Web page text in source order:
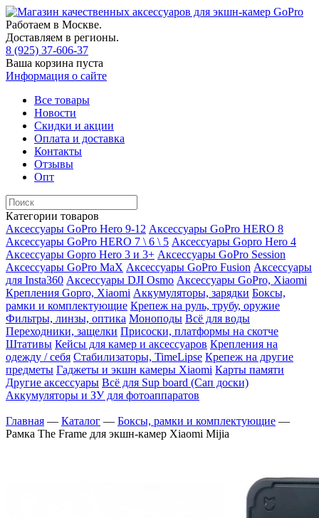
Работаем в Москве.
Доставляем в регионы.
8 (925) 37-606-37
Ваша корзина пуста
Информация о сайте
Все товары
Новости
Скидки и акции
Оплата и доставка
Контакты
Отзывы
Опт
Категории товаров
Аксессуары GoPro Hero 9-12 Аксессуары GoPro HERO 8
Аксессуары GoPro HERO 7 \ 6 \ 5 Аксессуары Gopro Hero 4
Аксессуары Gopro Hero 3 и 3+ Аксессуары GoPro Session
Аксессуары GoPro MaX Аксессуары GoPro Fusion Аксессуары
для Insta360 Аксессуары DJI Osmo Аксессуары GoPro, Xiaomi
Крепления Gopro, Xiaomi Аккумуляторы, зарядки Боксы,
рамки и комплектующие Крепеж на руль, трубу, оружие
Фильтры, линзы, оптика Моноподы Всё для воды
Переходники, защелки Присоски, платформы на скотче
Штативы Кейсы для камер и аксессуаров Крепления на
одежду / себя Cтабилизаторы, TimeLipse Крепеж на другие
предметы Гаджеты и экшн камеры Xiaomi Карты памяти
Другие аксессуары Всё для Sup board (Сап доски)
Аккумуляторы и ЗУ для фотоаппаратов
Главная — Каталог — Боксы, рамки и комплектующие —
Рамка The Frame для экшн-камер Xiaomi Mijia